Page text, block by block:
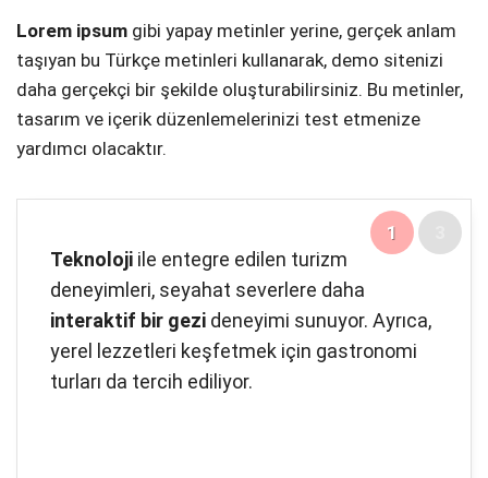
Lorem ipsum gibi yapay metinler yerine, gerçek anlam
taşıyan bu Türkçe metinleri kullanarak, demo sitenizi
daha gerçekçi bir şekilde oluşturabilirsiniz. Bu metinler,
tasarım ve içerik düzenlemelerinizi test etmenize
yardımcı olacaktır.
1
Teknoloji ile entegre edilen turizm
deneyimleri, seyahat severlere daha
interaktif bir gezi deneyimi sunuyor. Ayrıca,
yerel lezzetleri keşfetmek için gastronomi
turları da tercih ediliyor.